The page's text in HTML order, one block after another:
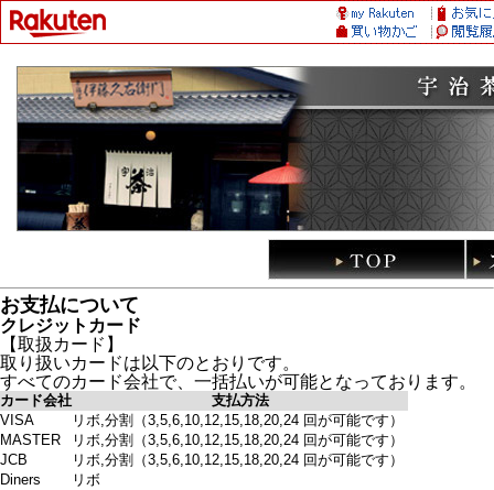
お支払について
クレジットカード
【取扱カード】
取り扱いカードは以下のとおりです。
すべてのカード会社で、一括払いが可能となっております。
カード会社
支払方法
VISA
リボ,分割（3,5,6,10,12,15,18,20,24 回が可能です）
MASTER
リボ,分割（3,5,6,10,12,15,18,20,24 回が可能です）
JCB
リボ,分割（3,5,6,10,12,15,18,20,24 回が可能です）
Diners
リボ